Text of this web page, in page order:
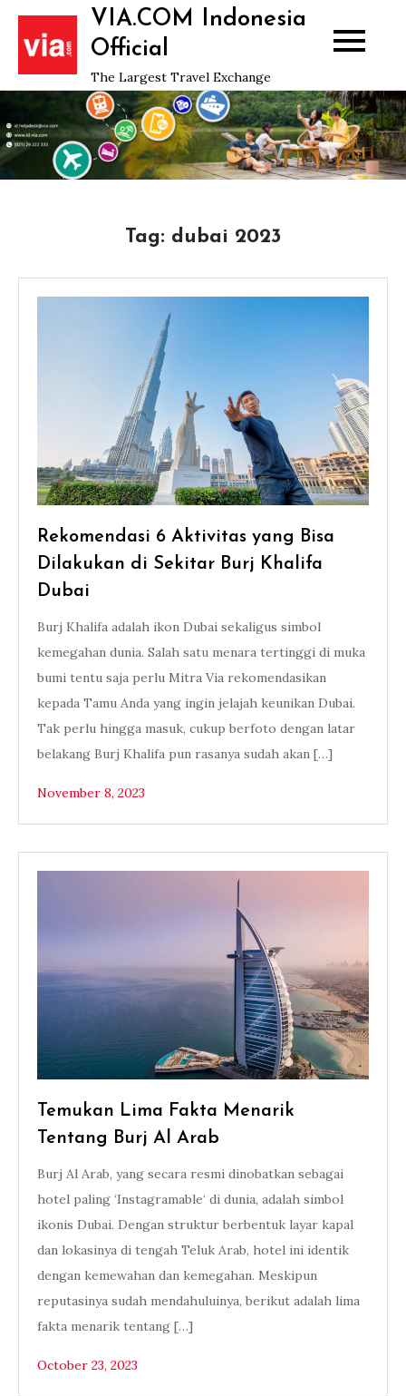
Skip
content
VIA.COM Indonesia
Official
The Largest Travel Exchange
Tag: dubai 2023
Rekomendasi 6 Aktivitas yang Bisa
Dilakukan di Sekitar Burj Khalifa
Dubai
Burj Khalifa adalah ikon Dubai sekaligus simbol
kemegahan dunia. Salah satu menara tertinggi di muka
bumi tentu saja perlu Mitra Via rekomendasikan
kepada Tamu Anda yang ingin jelajah keunikan Dubai.
Tak perlu hingga masuk, cukup berfoto dengan latar
belakang Burj Khalifa pun rasanya sudah akan […]
November 8, 2023
Temukan Lima Fakta Menarik
Tentang Burj Al Arab
Burj Al Arab, yang secara resmi dinobatkan sebagai
hotel paling ‘Instagramable‘ di dunia, adalah simbol
ikonis Dubai. Dengan struktur berbentuk layar kapal
dan lokasinya di tengah Teluk Arab, hotel ini identik
dengan kemewahan dan kemegahan. Meskipun
reputasinya sudah mendahuluinya, berikut adalah lima
fakta menarik tentang […]
October 23, 2023